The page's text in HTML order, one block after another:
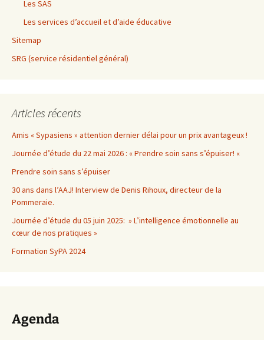
Les SAS
Les services d’accueil et d’aide éducative
Sitemap
SRG (service résidentiel général)
Articles récents
Amis « Sypasiens » attention dernier délai pour un prix avantageux !
Journée d’étude du 22 mai 2026 : « Prendre soin sans s’épuiser! «
Prendre soin sans s’épuiser
30 ans dans l’AAJ! Interview de Denis Rihoux, directeur de la
Pommeraie.
Journée d’étude du 05 juin 2025: » L’intelligence émotionnelle au
cœur de nos pratiques »
Formation SyPA 2024
Agenda